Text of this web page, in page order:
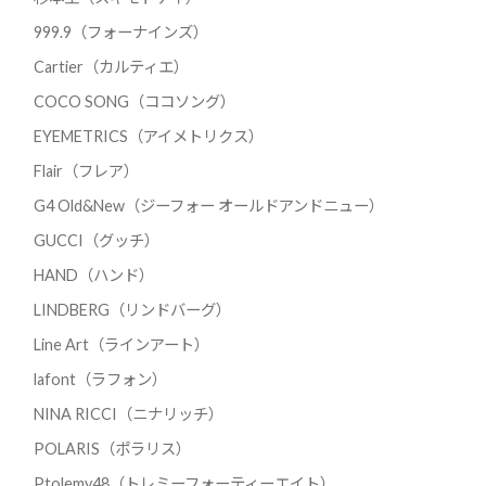
999.9（フォーナインズ）
Cartier（カルティエ）
COCO SONG（ココソング）
EYEMETRICS（アイメトリクス）
Flair（フレア）
G4 Old&New（ジーフォー オールドアンドニュー）
GUCCI（グッチ）
HAND（ハンド）
LINDBERG（リンドバーグ）
Line Art（ラインアート）
lafont（ラフォン）
NINA RICCI（ニナリッチ）
POLARIS（ポラリス）